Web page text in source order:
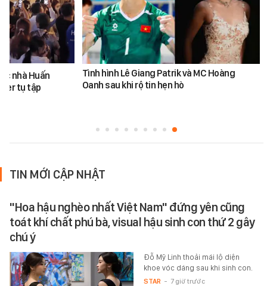
nhà Huấn
tụ tập
Tình hình Lê Giang Patrik và MC Hoàng
Oanh sau khi rộ tin hẹn hò
TIN MỚI CẬP NHẬT
"Hoa hậu nghèo nhất Việt Nam" đứng yên cũng
toát khí chất phú bà, visual hậu sinh con thứ 2 gây
chú ý
Đỗ Mỹ Linh thoải mái lộ diện
khoe vóc dáng sau khi sinh con.
STAR - 7 giờ trước